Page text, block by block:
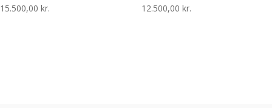
15.500,00 kr. 12.500,00 kr.